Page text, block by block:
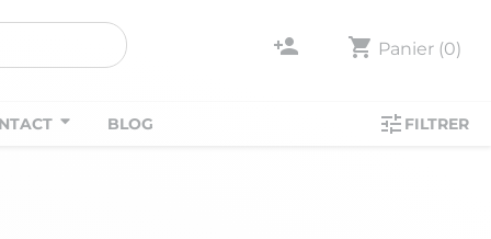
person_add shopping_cart Panier (0)
BLOG tune FILTRER